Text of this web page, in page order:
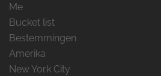
Me
Bucket list
Bestemmingen
Amerika
New York City